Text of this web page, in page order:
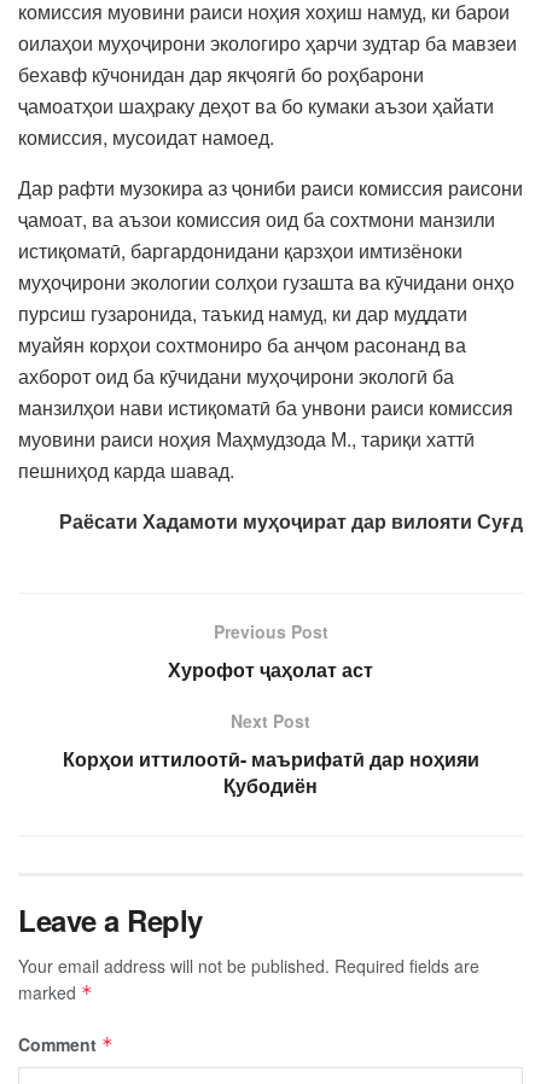
комиссия муовини раиси ноҳия хоҳиш намуд, ки барои
оилаҳои муҳоҷирони экологиро ҳарчи зудтар ба мавзеи
бехавф кӯчонидан дар якҷоягӣ бо роҳбарони
ҷамоатҳои шаҳраку деҳот ва бо кумаки аъзои ҳайати
комиссия, мусоидат намоед.
Дар рафти музокира аз ҷониби раиси комиссия раисони
ҷамоат, ва аъзои комиссия оид ба сохтмони манзили
истиқоматӣ, баргардонидани қарзҳои имтизёноки
муҳоҷирони экологии солҳои гузашта ва кӯчидани онҳо
пурсиш гузаронида, таъкид намуд, ки дар муддати
муайян корҳои сохтмониро ба анҷом расонанд ва
ахборот оид ба кӯчидани муҳоҷирони экологӣ ба
манзилҳои нави истиқоматӣ ба унвони раиси комиссия
муовини раиси ноҳия Маҳмудзода М., тариқи хаттӣ
пешниҳод карда шавад.
Раёсати Хадамоти муҳоҷират дар вилояти Суғд
Previous Post
Хурофот ҷаҳолат аст
Next Post
Корҳои иттилоотӣ- маърифатӣ дар ноҳияи
Қубодиён
Leave a Reply
Your email address will not be published. Required fields are
marked *
Comment *